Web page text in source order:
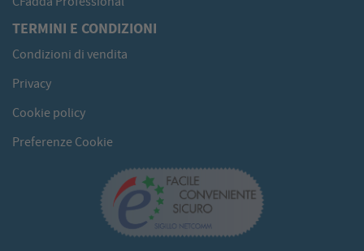
TERMINI E CONDIZIONI
Condizioni di vendita
Privacy
Cookie policy
Preferenze Cookie